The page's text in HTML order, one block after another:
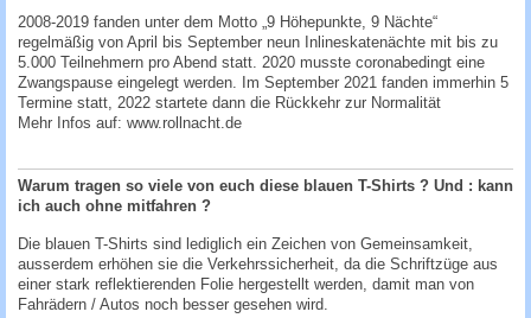
2008-2019 fanden unter dem Motto „9 Höhepunkte, 9 Nächte“
regelmäßig von April bis September neun Inlineskatenächte mit bis zu
5.000 Teilnehmern pro Abend statt. 2020 musste coronabedingt eine
Zwangspause eingelegt werden. Im September 2021 fanden immerhin 5
Termine statt, 2022 startete dann die Rückkehr zur Normalität
Mehr Infos auf: www.rollnacht.de
Warum tragen so viele von euch diese blauen T-Shirts ? Und : kann
ich auch ohne mitfahren ?
Die blauen T-Shirts sind lediglich ein Zeichen von Gemeinsamkeit,
ausserdem erhöhen sie die Verkehrssicherheit, da die Schriftzüge aus
einer stark reflektierenden Folie hergestellt werden, damit man von
Fahrädern / Autos noch besser gesehen wird.